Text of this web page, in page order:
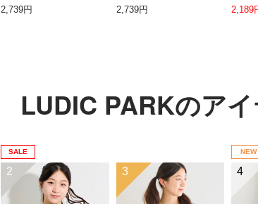
2,739円 2,739円 2,189
LUDIC PARKのア
SALE
2 3
NEW
4